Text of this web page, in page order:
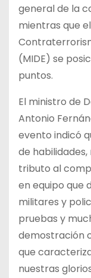
general de la
mientras que
(MIDE) se
puntos.
El ministro de
Antonio
evento indicó
de
tributo al
en equipo que
militares y
pruebas y
demostración
que
nuestras